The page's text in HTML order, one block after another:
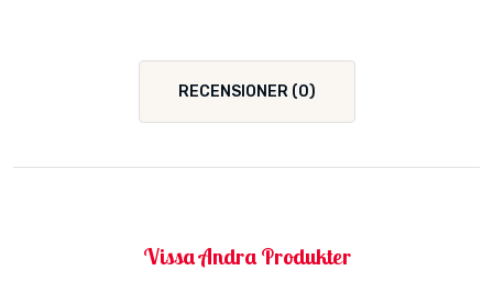
RECENSIONER (0)
Vissa Andra Produkter